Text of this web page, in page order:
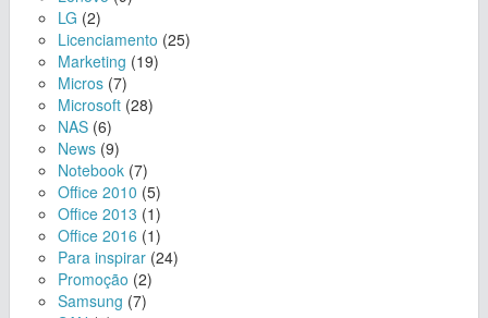
LG (2)
Licenciamento (25)
Marketing (19)
Micros (7)
Microsoft (28)
NAS (6)
News (9)
Notebook (7)
Office 2010 (5)
Office 2013 (1)
Office 2016 (1)
Para inspirar (24)
Promoção (2)
Samsung (7)